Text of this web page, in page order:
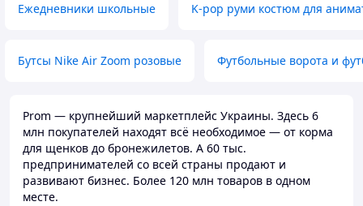
Ежедневники школьные K-pop руми костюм для
Бутсы Nike Air Zoom розовые Футбольные ворота и
Prom — крупнейший маркетплейс Украины. Здесь 6
млн покупателей находят всё необходимое — от корма
для щенков до бронежилетов. А 60 тыс.
предпринимателей со всей страны продают и
развивают бизнес. Более 120 млн товаров в одном
месте.